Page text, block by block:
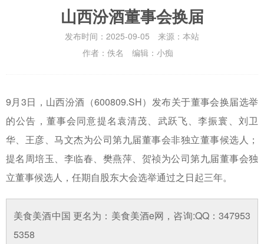
山西汾酒董事会换届
发布时间：2025-09-05 来源：本站
作者：佚名 编辑：小痴
9月3日，山西汾酒（600809.SH）发布关于董事会换届选举
的公告，董事会同意提名袁清茂、武跃飞、李振寰、刘卫
华、王彦、马文杰为公司第九届董事会非独立董事候选人；
提名周培玉、李临春、樊燕萍、贺祯为公司第九届董事会独
立董事候选人，任期自股东大会选举通过之日起三年。
美食美酒中国 更名为：美食美酒e网，咨询:QQ：347953
5358